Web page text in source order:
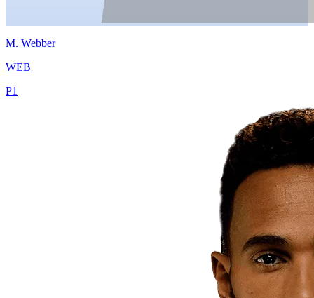
M. Webber
WEB
P1